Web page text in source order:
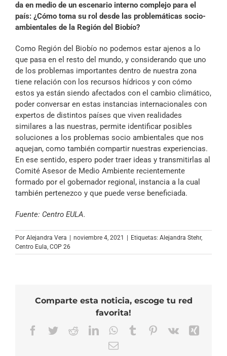
da en medio de un escenario interno complejo para el
país: ¿Cómo toma su rol desde las problemáticas socio-
ambientales de la Región del Biobío?
Como Región del Biobío no podemos estar ajenos a lo
que pasa en el resto del mundo, y considerando que uno
de los problemas importantes dentro de nuestra zona
tiene relación con los recursos hídricos y con cómo
estos ya están siendo afectados con el cambio climático,
poder conversar en estas instancias internacionales con
expertos de distintos países que viven realidades
similares a las nuestras, permite identificar posibles
soluciones a los problemas socio ambientales que nos
aquejan, como también compartir nuestras experiencias.
En ese sentido, espero poder traer ideas y transmitirlas al
Comité Asesor de Medio Ambiente recientemente
formado por el gobernador regional, instancia a la cual
también pertenezco y que puede verse beneficiada.
Fuente: Centro EULA.
Por Alejandra Vera noviembre 4, 2021 Etiquetas: Alejandra Stehr,
Centro Eula, COP 26
Comparte esta noticia, escoge tu red
favorita!
Facebook
TwitterRedditLinkedInWhatsApp
TumblrPinterest
Vk
Correo